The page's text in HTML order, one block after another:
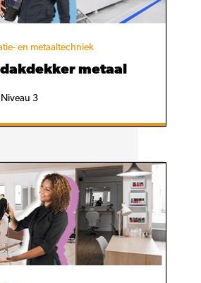
en metaaltechniek
metaal
Niveau 3